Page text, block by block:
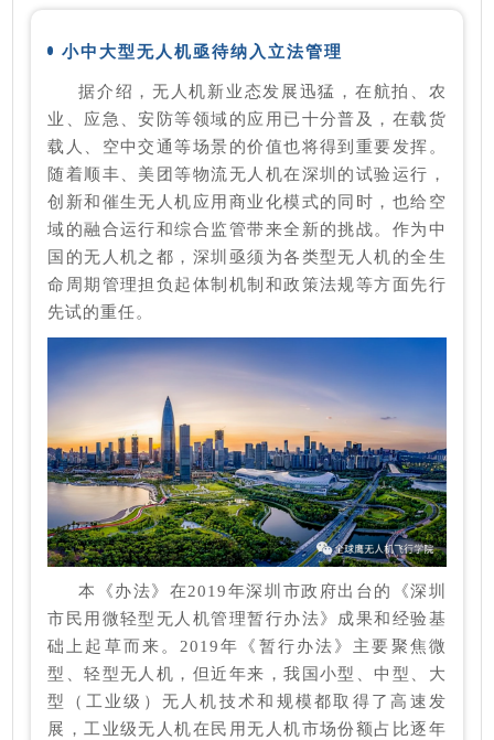
小中大型无人机亟待纳入立法管理
据介绍，无人机新业态发展迅猛，在航拍、农
业、应急、安防等领域的应用已十分普及，在载货
载人、空中交通等场景的价值也将得到重要发挥。
随着顺丰、美团等物流无人机在深圳的试验运行，
创新和催生无人机应用商业化模式的同时，也给空
域的融合运行和综合监管带来全新的挑战。作为中
国的无人机之都，深圳亟须为各类型无人机的全生
命周期管理担负起体制机制和政策法规等方面先行
先试的重任。
本《办法》在2019年深圳市政府出台的《深圳
市民用微轻型无人机管理暂行办法》成果和经验基
础上起草而来。2019年《暂行办法》主要聚焦微
型、轻型无人机，但近年来，我国小型、中型、大
型（工业级）无人机技术和规模都取得了高速发
展，工业级无人机在民用无人机市场份额占比逐年